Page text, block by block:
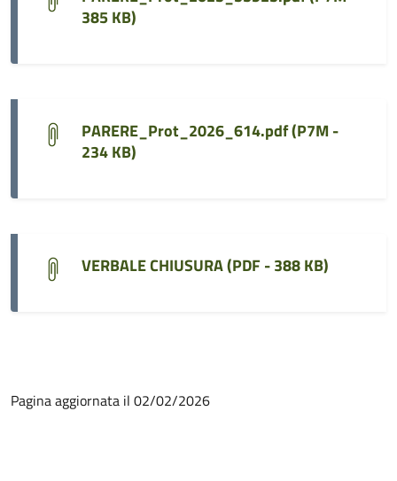
385 KB)
PARERE_Prot_2026_614.pdf (P7M -
234 KB)
VERBALE CHIUSURA (PDF - 388 KB)
Pagina aggiornata il 02/02/2026